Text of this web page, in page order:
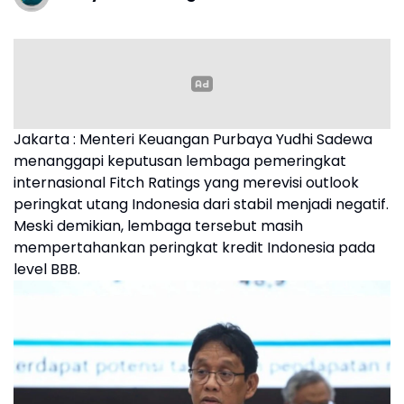
Jakarta : Menteri Keuangan Purbaya Yudhi Sadewa
menanggapi keputusan lembaga pemeringkat
internasional Fitch Ratings yang merevisi outlook
peringkat utang Indonesia dari stabil menjadi negatif.
Meski demikian, lembaga tersebut masih
mempertahankan peringkat kredit Indonesia pada
level BBB.